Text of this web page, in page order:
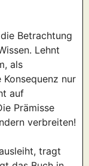
Betrachtung
Lehnt
als
nur
auf
Prämisse
verbreiten!
tragt